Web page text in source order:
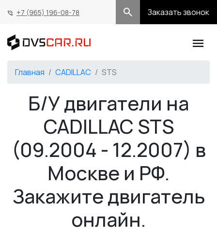
+7 (965) 196-08-78 Заказать звонок
Главная CADILLAC STS
Б/У двигатели на
CADILLAC STS
(09.2004 - 12.2007) в
Москве и РФ.
Закажите двигатель
онлайн.